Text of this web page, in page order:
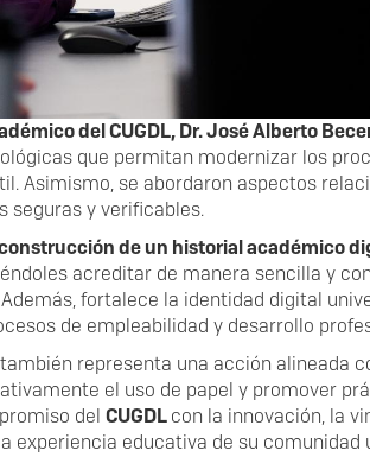
del CUGDL, Dr. José Alberto
que permitan modernizar los
Asimismo, se abordaron aspectos
seguras y verificables.
de un historial académico
acreditar de manera sencilla y
fortalece la identidad digital
de empleabilidad y desarrollo
representa una acción alineada
el uso de papel y promover
del CUGDLcon la innovación, la
experiencia educativa de su comunidad